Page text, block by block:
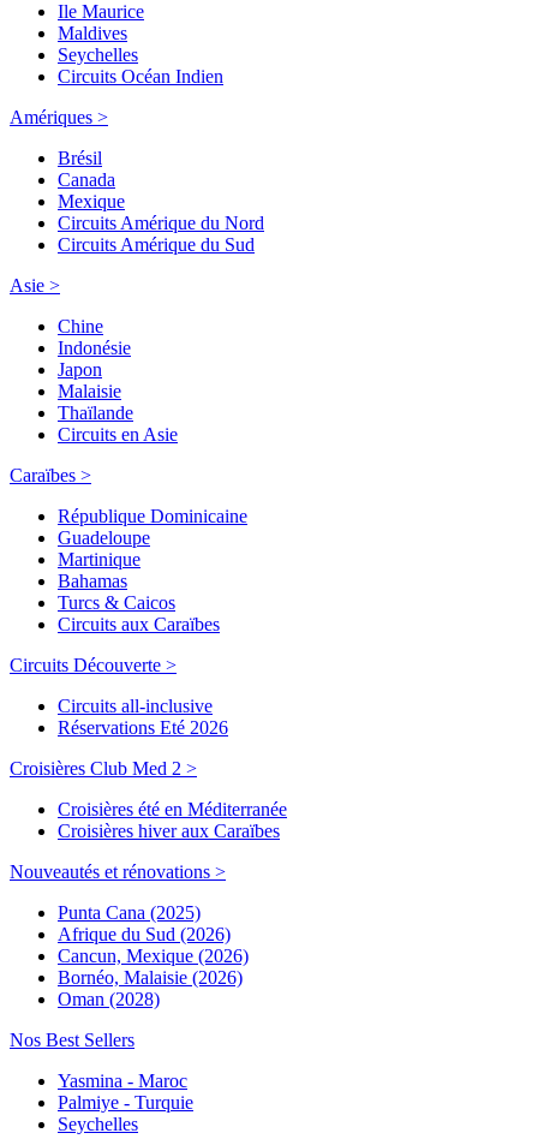
Ile Maurice
Maldives
Seychelles
Circuits Océan Indien
Amériques >
Brésil
Canada
Mexique
Circuits Amérique du Nord
Circuits Amérique du Sud
Asie >
Chine
Indonésie
Japon
Malaisie
Thaïlande
Circuits en Asie
Caraïbes >
République Dominicaine
Guadeloupe
Martinique
Bahamas
Turcs & Caicos
Circuits aux Caraïbes
Circuits Découverte >
Circuits all-inclusive
Réservations Eté 2026
Croisières Club Med 2 >
Croisières été en Méditerranée
Croisières hiver aux Caraïbes
Nouveautés et rénovations >
Punta Cana (2025)
Afrique du Sud (2026)
Cancun, Mexique (2026)
Bornéo, Malaisie (2026)
Oman (2028)
Nos Best Sellers
Yasmina - Maroc
Palmiye - Turquie
Seychelles